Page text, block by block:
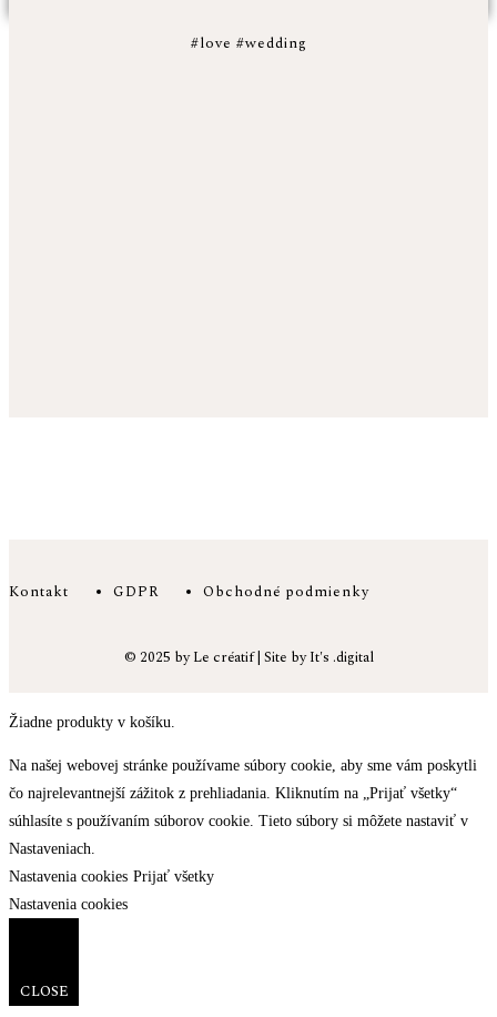
#love #wedding
Kontakt GDPR Obchodné podmienky
© 2025 by Le créatif | Site by It's .digital
Žiadne produkty v košíku.
Na našej webovej stránke používame súbory cookie, aby sme vám poskytli
čo najrelevantnejší zážitok z prehliadania. Kliknutím na „Prijať všetky“
súhlasíte s používaním súborov cookie. Tieto súbory si môžete nastaviť v
Nastaveniach.
Nastavenia cookies Prijať všetky
Nastavenia cookies
CLOSE